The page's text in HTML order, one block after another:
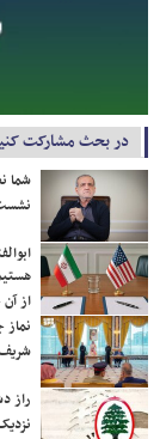
در بحث مشارکت
شما
از
راز